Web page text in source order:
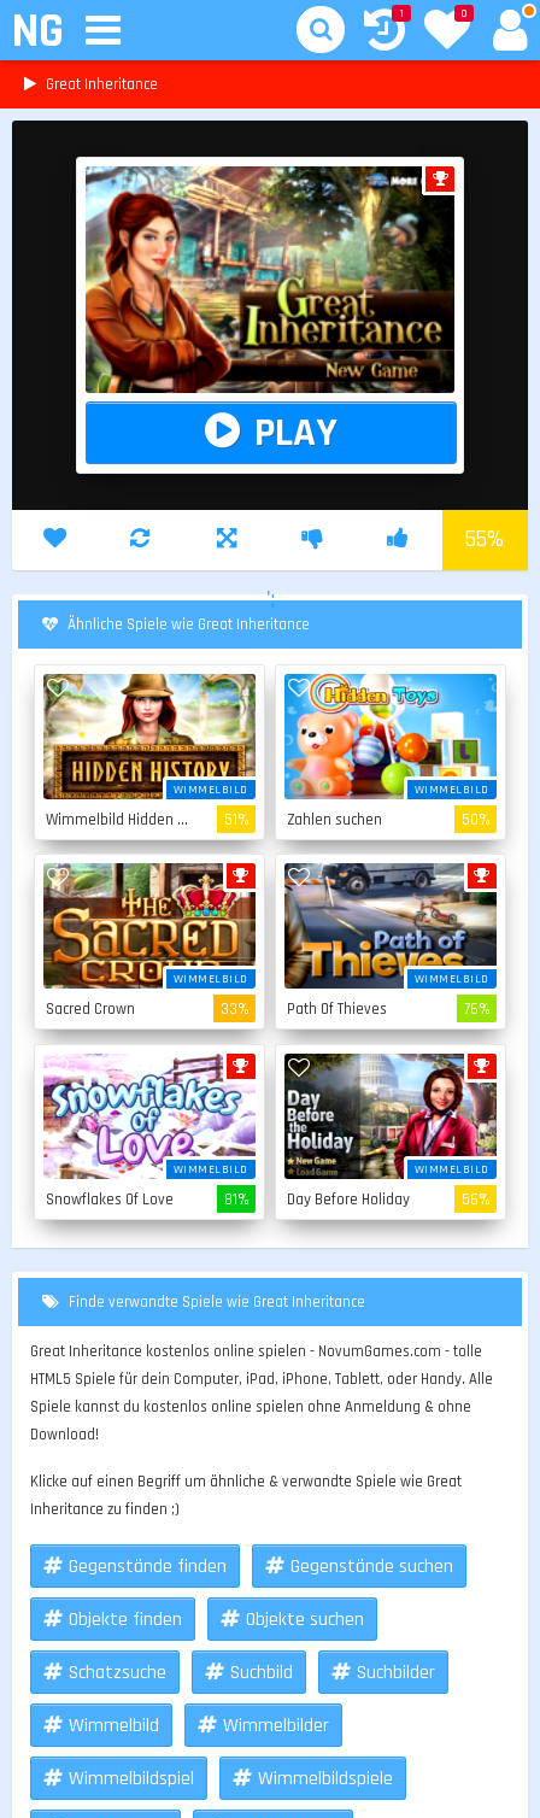
NG 0
1
Great Inheritance
PLAY
55%
';
Ähnliche Spiele wie Great Inheritance
WIMMELBILD
Wimmelbild Hidden Story 51%
WIMMELBILD
Zahlen suchen 50%
WIMMELBILD
Sacred Crown 33%
WIMMELBILD
Path Of Thieves 76%
WIMMELBILD
Snowflakes Of Love 81%
WIMMELBILD
Day Before Holiday 56%
Finde verwandte Spiele wie Great Inheritance
Great Inheritance kostenlos online spielen - NovumGames.com - tolle
HTML5 Spiele für dein Computer, iPad, iPhone, Tablett, oder Handy. Alle
Spiele kannst du kostenlos online spielen ohne Anmeldung & ohne
Download!
Klicke auf einen Begriff um ähnliche & verwandte Spiele wie Great
Inheritance zu finden ;)
Gegenstände finden Gegenstände suchen
Objekte finden Objekte suchen
Schatzsuche Suchbild Suchbilder
Wimmelbild Wimmelbilder
Wimmelbildspiel Wimmelbildspiele